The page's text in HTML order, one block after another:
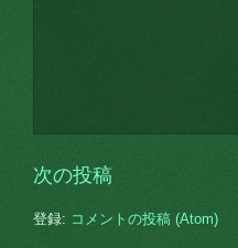
次の投稿
登録: コメントの投稿 (Atom)